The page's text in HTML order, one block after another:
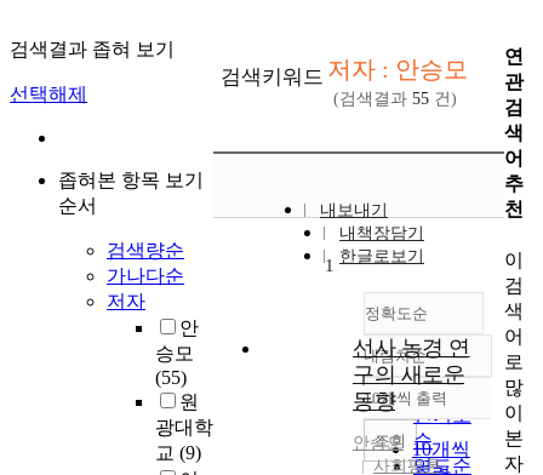
검색결과 좁혀 보기
선택해제
좁혀본 항목 보기
순서
검색량순
가나다순
저자
안
승모
(55)
원
광대학
교 (9)
검색키워드 저자 : 안승모
(검색결과 55 건)
내보내기
내책장담기
한글로보기
정확도순
정확도
순
인기도
순
연도순
내림차순
내림차순
10개씩 출력
10개씩
조회
1
선사 농경 연
구의 새로운
동향
안승모
사회평론
연
관
검
색
어
추
천
이
검
색
어
로
많
이
본
자